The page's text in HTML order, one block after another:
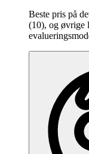
Beste pris på
(10), og øvrige